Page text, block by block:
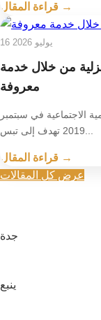
قراءة المقال →
16 يوليو 2026
من خلال خدمة
معروفة
الاجتماعية في سبتمبر
قراءة المقال →
عرض كل المقالات
جدة
ينبع